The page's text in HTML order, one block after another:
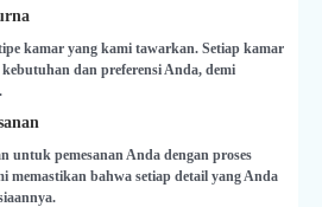
kamar yang kami tawarkan. Setiap kamar
dan preferensi Anda, demi
untuk pemesanan Anda dengan proses
memastikan bahwa setiap detail yang Anda